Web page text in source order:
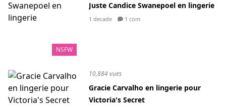
NSFW
Juste Candice Swanepoel en lingerie
1 decade 1 com
10,884 vues
Gracie Carvalho en lingerie pour
Victoria's Secret